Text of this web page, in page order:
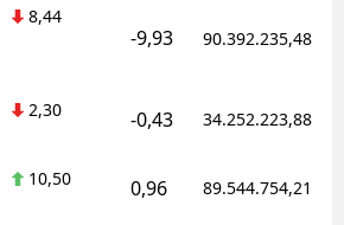
8,44
-9,93 90.392.235,48
2,30 -0,43 34.252.223,88
10,50 0,96 89.544.754,21